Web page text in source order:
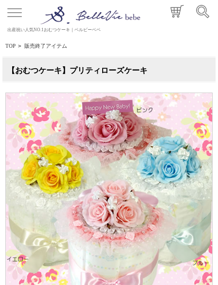
出産祝い人気NO.1おむつケーキ｜ベルビーベベ
TOP > 販売終了アイテム
【おむつケーキ】プリティローズケーキ